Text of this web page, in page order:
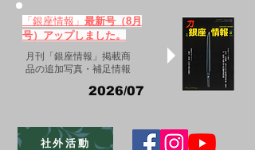
「銀座情報」 最新号（8月
号）アップしました。
月刊「銀座情報」掲載商
品の追加写真・補足情報
2026/07
社外活動